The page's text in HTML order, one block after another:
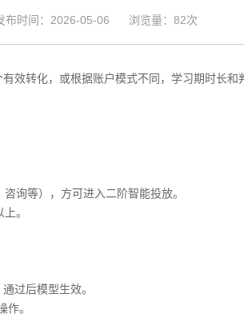
布时间：2026-05-06 浏览量：82次
效转化‌，或根据账户模式不同，学习期时长和
询等），方可进入二阶智能投放。
。
过后模型生效。
。